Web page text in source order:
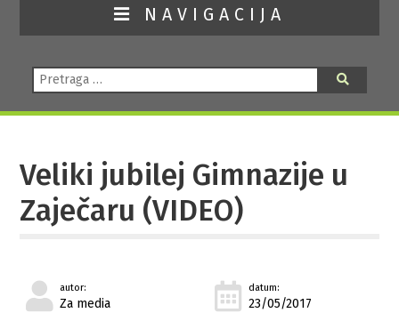
NAVIGACIJA
Pretraga:
Veliki jubilej Gimnazije u
Zaječaru (VIDEO)
autor:
Za media
datum:
23/05/2017